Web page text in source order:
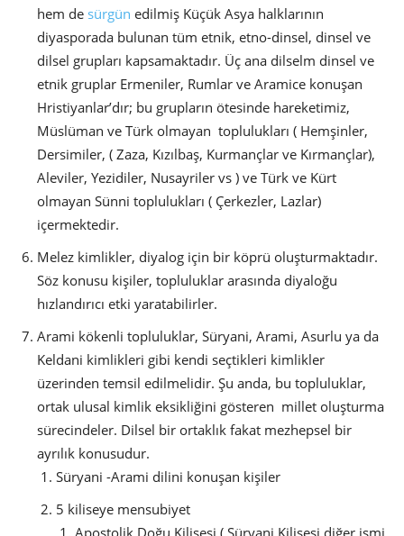
hem de sürgün edilmiş Küçük Asya halklarının
diyasporada bulunan tüm etnik, etno-dinsel, dinsel ve
dilsel grupları kapsamaktadır. Üç ana dilselm dinsel ve
etnik gruplar Ermeniler, Rumlar ve Aramice konuşan
Hristiyanlar’dır; bu grupların ötesinde hareketimiz,
Müslüman ve Türk olmayan toplulukları ( Hemşinler,
Dersimiler, ( Zaza, Kızılbaş, Kurmançlar ve Kırmançlar),
Aleviler, Yezidiler, Nusayriler vs ) ve Türk ve Kürt
olmayan Sünni toplulukları ( Çerkezler, Lazlar)
içermektedir.
Melez kimlikler, diyalog için bir köprü oluşturmaktadır.
Söz konusu kişiler, topluluklar arasında diyaloğu
hızlandırıcı etki yaratabilirler.
Arami kökenli topluluklar, Süryani, Arami, Asurlu ya da
Keldani kimlikleri gibi kendi seçtikleri kimlikler
üzerinden temsil edilmelidir. Şu anda, bu topluluklar,
ortak ulusal kimlik eksikliğini gösteren millet oluşturma
sürecindeler. Dilsel bir ortaklık fakat mezhepsel bir
ayrılık konusudur.
Süryani -Arami dilini konuşan kişiler
5 kiliseye mensubiyet
Apostolik Doğu Kilisesi ( Süryani Kilisesi diğer ismi